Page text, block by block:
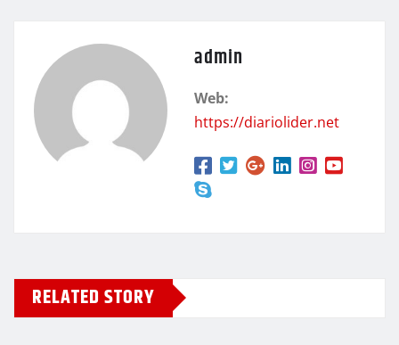
admin
Web:
https://diariolider.net
RELATED STORY